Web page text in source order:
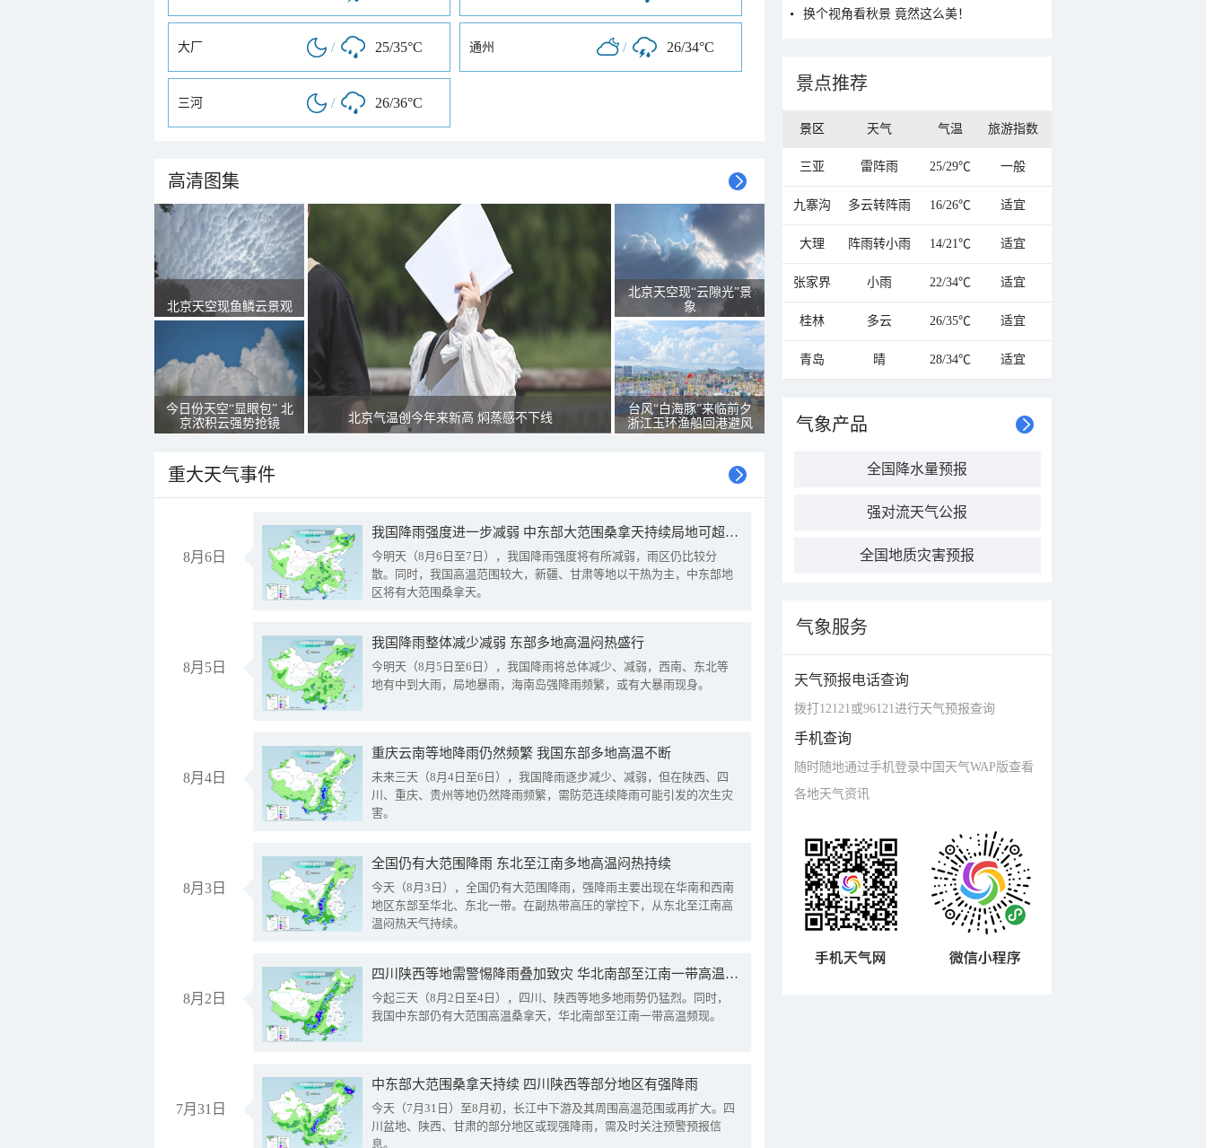
大厂 / 25/35°C 通州 / 26/34°C
三河 / 26/36°C
高清图集
北京天空现鱼鳞云景观
今日份天空“显眼包” 北
京浓积云强势抢镜
北京气温创今年来新高 焖蒸感不下线
北京天空现“云隙光”景
象
台风“白海豚”来临前夕
浙江玉环渔船回港避风
重大天气事件
8月6日
我国降雨强度进一步减弱 中东部大范围桑拿天持续局地可超38℃
今明天（8月6日至7日），我国降雨强度将有所减弱，雨区仍比较分
散。同时，我国高温范围较大，新疆、甘肃等地以干热为主，中东部地
区将有大范围桑拿天。
8月5日
我国降雨整体减少减弱 东部多地高温闷热盛行
今明天（8月5日至6日），我国降雨将总体减少、减弱，西南、东北等
地有中到大雨，局地暴雨，海南岛强降雨频繁，或有大暴雨现身。
8月4日
重庆云南等地降雨仍然频繁 我国东部多地高温不断
未来三天（8月4日至6日），我国降雨逐步减少、减弱，但在陕西、四
川、重庆、贵州等地仍然降雨频繁，需防范连续降雨可能引发的次生灾
害。
8月3日
全国仍有大范围降雨 东北至江南多地高温闷热持续
今天（8月3日），全国仍有大范围降雨，强降雨主要出现在华南和西南
地区东部至华北、东北一带。在副热带高压的掌控下，从东北至江南高
温闷热天气持续。
8月2日
四川陕西等地需警惕降雨叠加致灾 华北南部至江南一带高温频现
今起三天（8月2日至4日），四川、陕西等地多地雨势仍猛烈。同时，
我国中东部仍有大范围高温桑拿天，华北南部至江南一带高温频现。
7月31日
中东部大范围桑拿天持续 四川陕西等部分地区有强降雨
今天（7月31日）至8月初，长江中下游及其周围高温范围或再扩大。四
川盆地、陕西、甘肃的部分地区或现强降雨，需及时关注预警预报信
息。
换个视角看秋景 竟然这么美！
景点推荐
景区 天气 气温 旅游指数
三亚 雷阵雨 25/29℃ 一般
九寨沟 多云转阵雨 16/26℃ 适宜
大理 阵雨转小雨 14/21℃ 适宜
张家界 小雨 22/34℃ 适宜
桂林 多云 26/35℃ 适宜
青岛 晴 28/34℃ 适宜
气象产品
全国降水量预报
强对流天气公报
全国地质灾害预报
气象服务
天气预报电话查询
拨打12121或96121进行天气预报查询
手机查询
随时随地通过手机登录中国天气WAP版查看
各地天气资讯